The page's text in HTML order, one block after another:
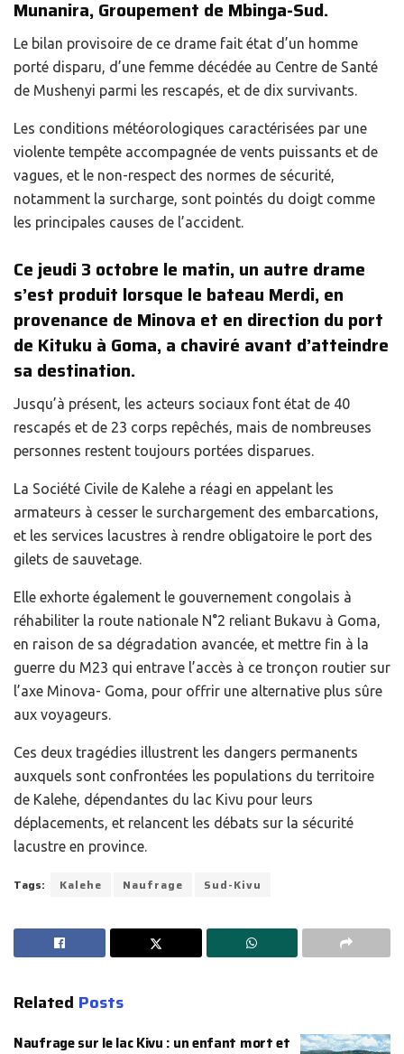
Munanira, Groupement de Mbinga-Sud.
Le bilan provisoire de ce drame fait état d’un homme
porté disparu, d’une femme décédée au Centre de Santé
de Mushenyi parmi les rescapés, et de dix survivants.
Les conditions météorologiques caractérisées par une
violente tempête accompagnée de vents puissants et de
vagues, et le non-respect des normes de sécurité,
notamment la surcharge, sont pointés du doigt comme
les principales causes de l’accident.
Ce jeudi 3 octobre le matin, un autre drame
s’est produit lorsque le bateau Merdi, en
provenance de Minova et en direction du port
de Kituku à Goma, a chaviré avant d’atteindre
sa destination.
Jusqu’à présent, les acteurs sociaux font état de 40
rescapés et de 23 corps repêchés, mais de nombreuses
personnes restent toujours portées disparues.
La Société Civile de Kalehe a réagi en appelant les
armateurs à cesser le surchargement des embarcations,
et les services lacustres à rendre obligatoire le port des
gilets de sauvetage.
Elle exhorte également le gouvernement congolais à
réhabiliter la route nationale N°2 reliant Bukavu à Goma,
en raison de sa dégradation avancée, et mettre fin à la
guerre du M23 qui entrave l’accès à ce tronçon routier sur
l’axe Minova- Goma, pour offrir une alternative plus sûre
aux voyageurs.
Ces deux tragédies illustrent les dangers permanents
auxquels sont confrontées les populations du territoire
de Kalehe, dépendantes du lac Kivu pour leurs
déplacements, et relancent les débats sur la sécurité
lacustre en province.
Tags: Kalehe Naufrage Sud-Kivu
Related Posts
Naufrage sur le lac Kivu : un enfant mort et